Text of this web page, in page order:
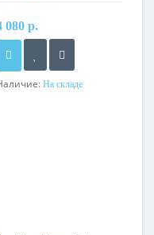
080 р.
На складе